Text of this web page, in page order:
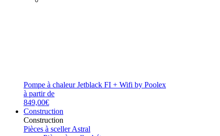
Pompe à chaleur Jetblack FI + Wifi by Poolex
à partir de
849,00€
Construction
Construction
Pièces à sceller Astral